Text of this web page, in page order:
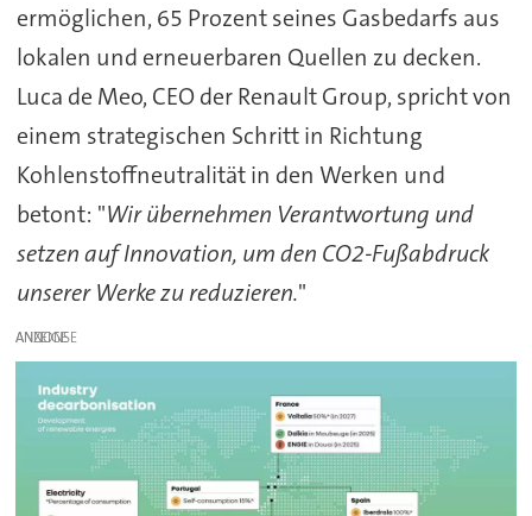
ermöglichen, 65 Prozent seines Gasbedarfs aus
lokalen und erneuerbaren Quellen zu decken.
Luca de Meo, CEO der Renault Group, spricht von
einem strategischen Schritt in Richtung
Kohlenstoffneutralität in den Werken und
betont: "Wir übernehmen Verantwortung und
setzen auf Innovation, um den CO2-Fußabdruck
unserer Werke zu reduzieren."
ANZEIGE